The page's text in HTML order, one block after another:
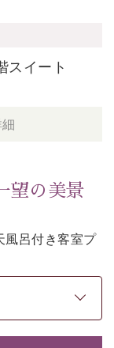
スイート
望の美景
風呂付き客室プ
れながら、眼下
段差がない等の